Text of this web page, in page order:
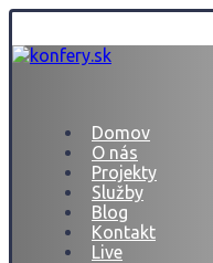
Domov
O nás
Projekty
Služby
Blog
Kontakt
Live